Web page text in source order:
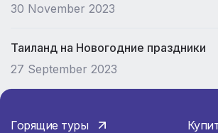
30 November 2023
Таиланд на Новогодние праздники
27 September 2023
Горящие туры